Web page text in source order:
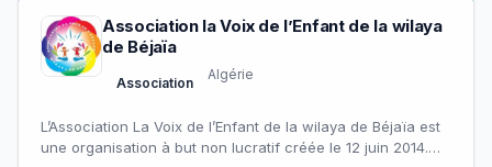
Association la Voix de l’Enfant de la wilaya
de Béjaïa
Association
Algérie
L’Association La Voix de l’Enfant de la wilaya de Béjaïa est
une organisation à but non lucratif créée le 12 juin 2014.…